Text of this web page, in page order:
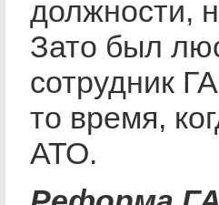
должности,
Зато был
сотрудник
то время,
АТО.